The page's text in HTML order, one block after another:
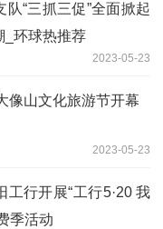
“三抓三促”全面掀起
_环球热推荐
2023-05-23
像山文化旅游节开幕
2023-05-23
行开展“工行5·20 我
季活动